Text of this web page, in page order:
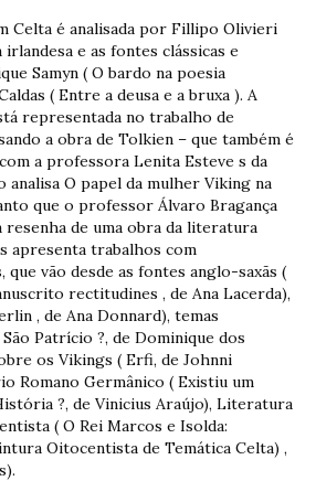
Celta é analisada por Fillipo Olivieri
e as fontes clássicas e
Samyn ( O bardo na poesia
( Entre a deusa e a bruxa ). A
representada no trabalho de
a obra de Tolkien – que também é
a professora Lenita Esteve s da
analisa O papel da mulher Viking na
que o professor Álvaro Bragança
resenha de uma obra da literatura
apresenta trabalhos com
que vão desde as fontes anglo-saxãs (
rectitudines , de Ana Lacerda),
, de Ana Donnard), temas
Patrício ?, de Dominique dos
os Vikings ( Erfi, de Johnni
Romano Germânico ( Existiu um
?, de Vinicius Araújo), Literatura
( O Rei Marcos e Isolda:
Oitocentista de Temática Celta) ,